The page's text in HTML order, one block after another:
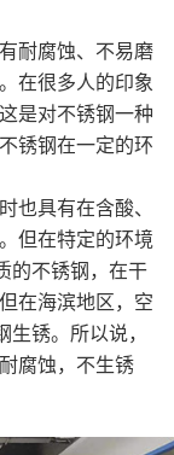
耐腐蚀、不易磨
在很多人的印象
是对不锈钢一种
锈钢在一定的环
也具有在含酸、
但在特定的环境
的不锈钢，在干
在海滨地区，空
锈。所以说，
腐蚀，不生锈